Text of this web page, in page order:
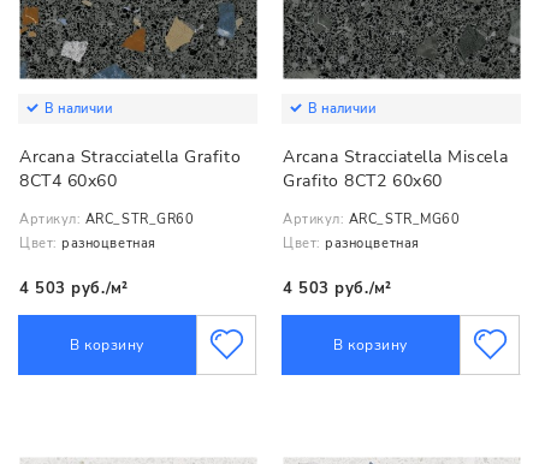
В наличии
Arcana Stracciatella Grafito
8CT4 60x60
Артикул: ARC_STR_GR60
Цвет: разноцветная
4 503 руб./м²
В корзину
В наличии
Arcana Stracciatella Miscela
Grafito 8CT2 60x60
Артикул: ARC_STR_MG60
Цвет: разноцветная
4 503 руб./м²
В корзину